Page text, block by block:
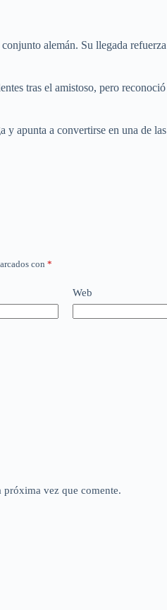
alemán. Su llegada
tras el amistoso, pero
apunta a convertirse en una de
con *
Web
próxima vez que comente.